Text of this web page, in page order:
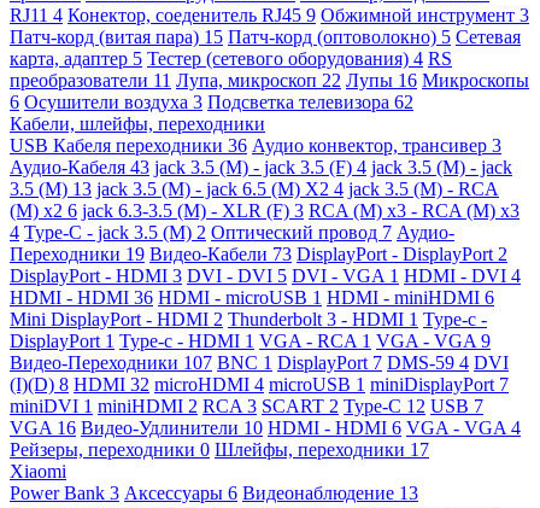
RJ11 4 Конектор, соеденитель RJ45 9 Обжимной инструмент 3
Патч-корд (витая пара) 15 Патч-корд (оптоволокно) 5 Сетевая
карта, адаптер 5 Тестер (сетевого оборудования) 4 RS
преобразователи 11 Лупа, микроскоп 22 Лупы 16 Микроскопы
6 Осушители воздуха 3 Подсветка телевизора 62
Кабели, шлейфы, переходники
USB Кабеля переходники 36 Аудио конвектор, трансивер 3
Аудио-Кабеля 43 jack 3.5 (M) - jack 3.5 (F) 4 jack 3.5 (M) - jack
3.5 (M) 13 jack 3.5 (M) - jack 6.5 (M) X2 4 jack 3.5 (M) - RCA
(M) x2 6 jack 6.3-3.5 (M) - XLR (F) 3 RCA (M) x3 - RCA (M) x3
4 Type-C - jack 3.5 (M) 2 Оптический провод 7 Аудио-
Переходники 19 Видео-Кабели 73 DisplayPort - DisplayPort 2
DisplayPort - HDMI 3 DVI - DVI 5 DVI - VGA 1 HDMI - DVI 4
HDMI - HDMI 36 HDMI - microUSB 1 HDMI - miniHDMI 6
Mini DisplayPort - HDMI 2 Thunderbolt 3 - HDMI 1 Type-c -
DisplayPort 1 Type-c - HDMI 1 VGA - RCA 1 VGA - VGA 9
Видео-Переходники 107 BNC 1 DisplayPort 7 DMS-59 4 DVI
(I)(D) 8 HDMI 32 microHDMI 4 microUSB 1 miniDisplayPort 7
miniDVI 1 miniHDMI 2 RCA 3 SCART 2 Type-C 12 USB 7
VGA 16 Видео-Удлинители 10 HDMI - HDMI 6 VGA - VGA 4
Рейзеры, переходники 0 Шлейфы, переходники 17
Xiaomi
Power Bank 3 Аксессуары 6 Видеонаблюдение 13